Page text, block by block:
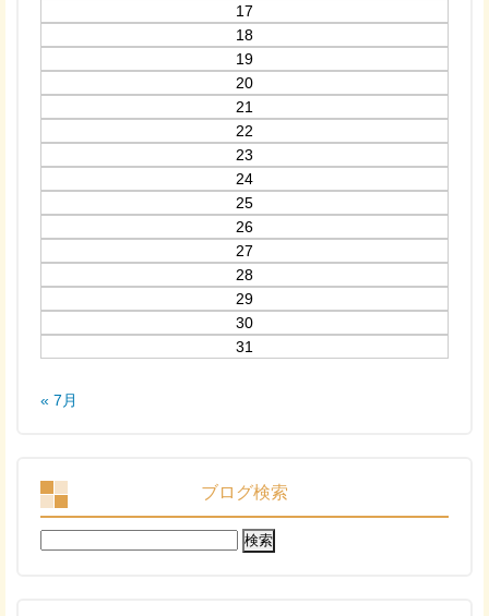
17
18
19
20
21
22
23
24
25
26
27
28
29
30
31
« 7月
ブログ検索
検
索: